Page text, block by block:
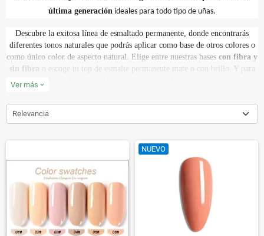
última generación ideales para todo tipo de uñas.
Descubre la exitosa línea de esmaltado permanente, donde encontrarás
diferentes tonos naturales que podrás aplicar como base de otros colores o
como único color de aspecto natural. Elige entre nuestras bases con fibra y
sin fibra o escoge tu top de esmalte permanente mate o con brillo. Y para
ir siempre a la moda, elige cada temporada entre los 200 colores de la línea
Esmaltes permanentes duraderos como un gel, hasta 3 semanas en tus
Ideales para uñas naturales y artificiales
de los pies, no dañan las uñas naturales, no desprenden olor y curan en
lámpara UV 36W y en lámpara LED.
Ver más expand_more
Relevancia
NUEVO